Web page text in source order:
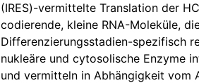
(IRES)-vermittelte Translation der
codierende, kleine RNA-Moleküle,
Differenzierungsstadien-spezifisch
nukleäre und cytosolische Enzyme
und vermitteln in Abhängigkeit vom